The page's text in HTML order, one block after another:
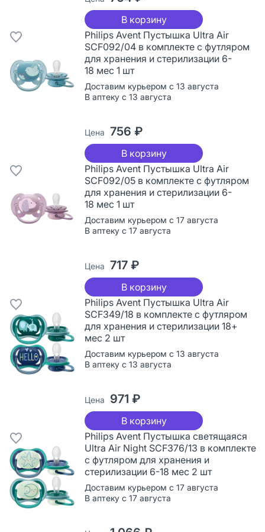
В корзину
Philips Avent Пустышка Ultra Air
SCF092/04 в комплекте с футляром
для хранения и стерилизации 6-
18 мес 1 шт
Доставим курьером с 13 августа
В аптеку с 13 августа
Цена 756 ₽
В корзину
Philips Avent Пустышка Ultra Air
SCF092/05 в комплекте с футляром
для хранения и стерилизации 6-
18 мес 1 шт
Доставим курьером с 17 августа
В аптеку с 17 августа
Цена 717 ₽
В корзину
Philips Avent Пустышка Ultra Air
SCF349/18 в комплекте с футляром
для хранения и стерилизации 18+
мес 2 шт
Доставим курьером с 13 августа
В аптеку с 13 августа
Цена 971 ₽
В корзину
Philips Avent Пустышка светящаяся
Ultra Air Night SCF376/13 в комплекте
с футляром для хранения и
стерилизации 6-18 мес 2 шт
Доставим курьером с 17 августа
В аптеку с 17 августа